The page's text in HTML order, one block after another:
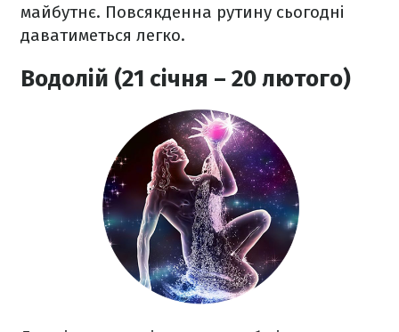
майбутнє. Повсякденна рутину сьогодні
даватиметься легко.
Водолій (21 січня – 20 лютого)